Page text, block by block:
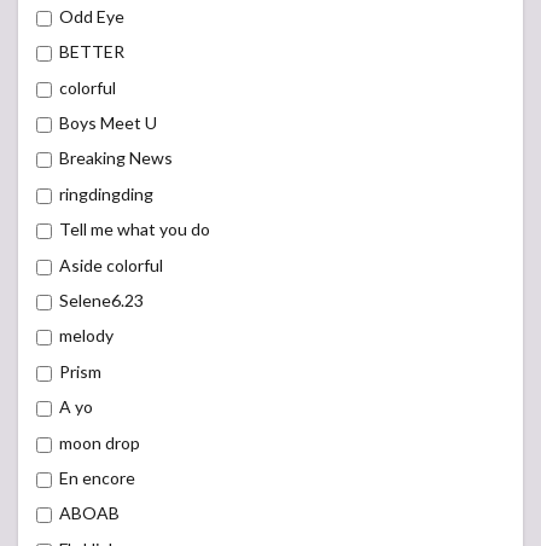
Odd Eye
BETTER
colorful
Boys Meet U
Breaking News
ringdingding
Tell me what you do
Aside colorful
Selene6.23
melody
Prism
A yo
moon drop
En encore
ABOAB